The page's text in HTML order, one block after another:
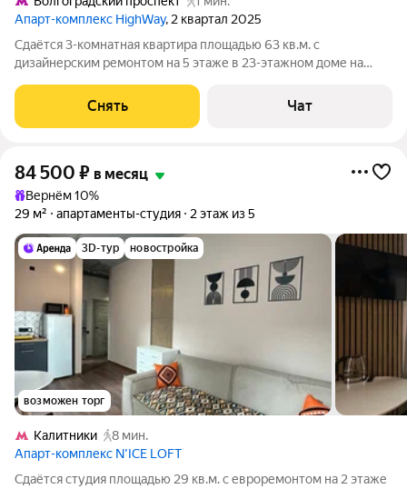
Апарт-комплекс HighWay, 2 квартал 2025
Сдаётся 3-комнатная квартира площадью 63 кв.м. с
дизайнерским ремонтом на 5 этаже в 23-этажном доме на
Стиральная машина Холодильник Посудомоечная машина
Кондиционер Дом - монолитный,
Снять Чат
84 500 ₽ в месяц
Вернём 10%
29 м²
апартаменты-студия 2 этаж из 5
3D-тур новостройка
возможен торг
Калитники
8 мин.
Апарт-комплекс N’ICE LOFT
Сдаётся студия площадью 29 кв.м. с евроремонтом на 2 этаже